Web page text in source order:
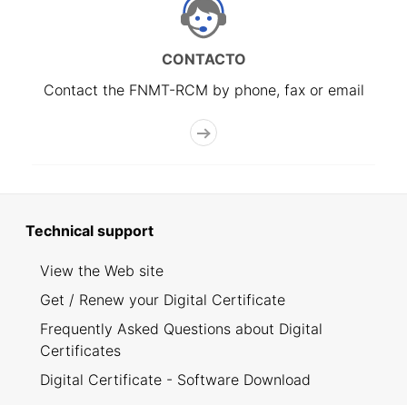
CONTACTO
Contact the FNMT-RCM by phone, fax or email
Technical support
View the Web site
Get / Renew your Digital Certificate
Frequently Asked Questions about Digital
Certificates
Digital Certificate - Software Download